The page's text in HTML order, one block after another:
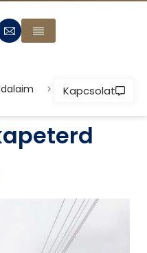
Települések
Kapcsolat